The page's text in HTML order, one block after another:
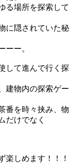
る場所を探索して
に隠されていた秘
ーー。
して進んで行く探
建物内の探索ゲー
番を時々挟み、物
だけでなく
楽しめます！！！